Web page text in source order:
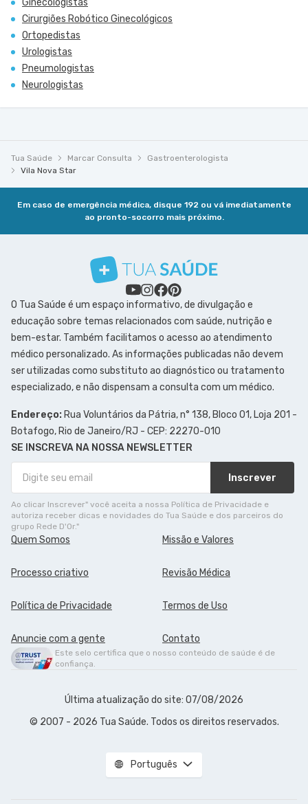
Ginecologistas
Cirurgiões Robótico Ginecológicos
Ortopedistas
Urologistas
Pneumologistas
Neurologistas
Tua Saúde Marcar Consulta
Gastroenterologista
Vila Nova Star
Em caso de emergência médica, disque 192 ou vá imediatamente
ao pronto-socorro mais próximo.
O Tua Saúde é um espaço informativo, de divulgação e
educação sobre temas relacionados com saúde, nutrição e
bem-estar. Também facilitamos o acesso ao atendimento
médico personalizado. As informações publicadas não devem
ser utilizadas como substituto ao diagnóstico ou tratamento
especializado, e não dispensam a consulta com um médico.
Endereço: Rua Voluntários da Pátria, n° 138, Bloco 01, Loja 201 -
Botafogo, Rio de Janeiro/RJ - CEP: 22270-010
SE INSCREVA NA NOSSA NEWSLETTER
Inscrever
Ao clicar Inscrever" você aceita a nossa Política de Privacidade e
autoriza receber dicas e novidades do Tua Saúde e dos parceiros do
grupo Rede D'Or."
Quem Somos Missão e Valores
Processo criativo Revisão Médica
Política de Privacidade Termos de Uso
Anuncie com a gente Contato
Este selo certifica que o nosso conteúdo de saúde é de
confiança.
Última atualização do site: 07/08/2026
© 2007 - 2026 Tua Saúde. Todos os direitos reservados.
Português